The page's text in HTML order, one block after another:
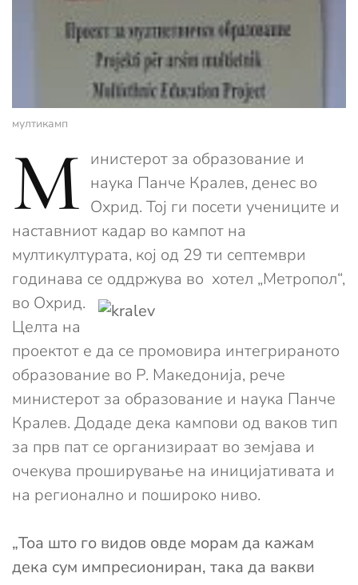
мултикамп
М инистерот за образование и
наука Панче Кралев, денес во
Охрид. Тој ги посети учениците и
наставниот кадар во кампот на
мултикултурата, кој од 29 ти септември
годинава се оддржува во хотел „Метропол“,
во Охрид.
Целта на
проектот е да се промовира интегрираното
образование во Р. Македонија, рече
министерот за образование и наука Панче
Кралев. Додаде дека кампови од ваков тип
за прв пат се организираат во земјава и
очекува проширување на иницијативата и
на регионално и пошироко ниво.
„Тоа што го видов овде морам да кажам
дека сум импресиониран, така да вакви